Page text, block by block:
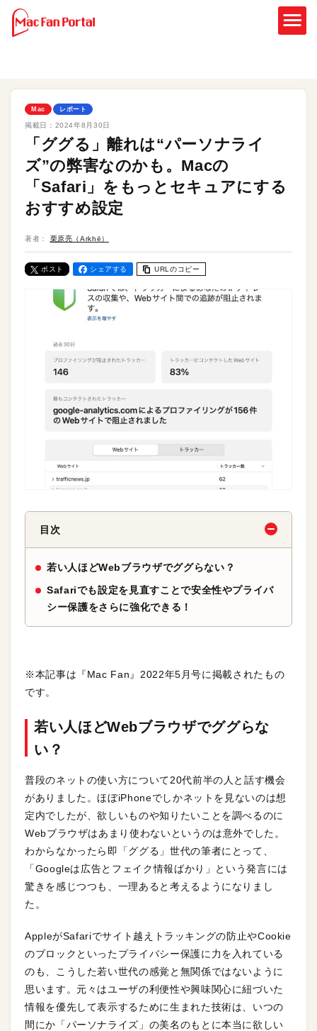
Mac レポート
掲載日： 2024年8月30日
「ググる」離れは“パーソナライ
ズ”の弊害なのかも。Macの
「Safari」をもっとセキュアにする
おすすめ設定
著者： 栗原亮（Arkhē）
ポスト シェアする URLのコピー
目次
若い人ほどWebブラウザでググらない？
Safariでも設定を見直すことで安全性やプライバ
シー保護をさらに強化できる！
※本記事は『Mac Fan』2022年5月号に掲載されたもの
です。
若い人ほどWebブラウザでググらな
い？
普段のネットの使い方について20代前半の人と話す機会
がありました。ほぼiPhoneでしかネットを見ないのは想
定内でしたが、欲しいものや知りたいことを調べるのに
Webブラウザはあまり使わないというのは意外でした。
わからなかったら即「ググる」世代の筆者にとって、
「Googleは広告とフェイク情報ばかり」という発言には
驚きを感じつつも、一理あると考えるようになりまし
た。
AppleがSafariでサイト越えトラッキングの防止やCookie
のブロックといったプライバシー保護に力を入れている
のも、こうした若い世代の感覚と無関係ではないように
思います。元々はユーザの利便性や興味関心に紐づいた
情報を優先して表示するために生まれた技術は、いつの
間にか「パーソナライズ」の美名のもとに本当に欲しい